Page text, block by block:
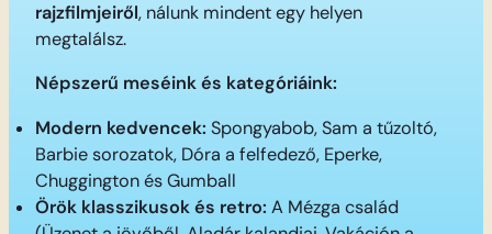
rajzfilmjeiről, nálunk mindent egy helyen
megtalálsz.
Népszerű meséink és kategóriáink:
Modern kedvencek: Spongyabob, Sam a tűzoltó,
Barbie sorozatok, Dóra a felfedező, Eperke,
Chuggington és Gumball
Örök klasszikusok és retro: A Mézga család